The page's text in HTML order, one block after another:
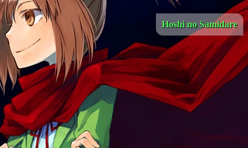
Hoshi no Samidare